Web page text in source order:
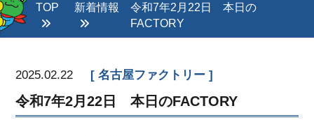
TOP 新着情報
令和7年2月22日 本日の
FACTORY
2025.02.22 名古屋ファクトリー
令和7年2月22日 本日のFACTORY